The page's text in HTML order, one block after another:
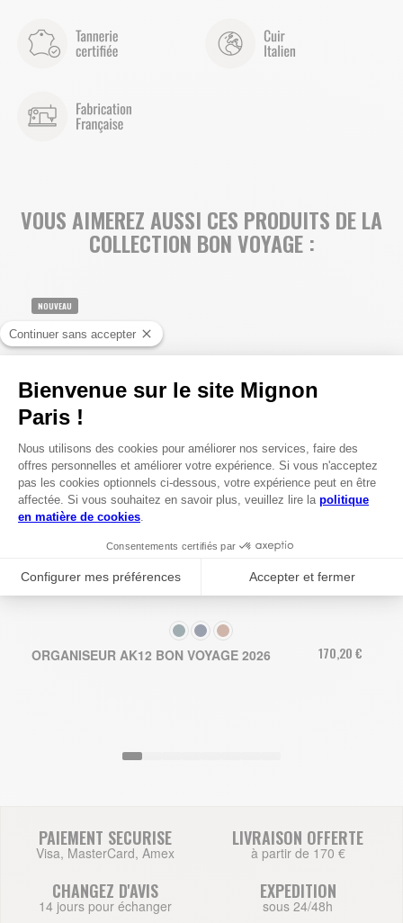
VOUS AIMEREZ AUSSI CES PRODUITS DE LA
COLLECTION BON VOYAGE :
COULEUR
ORGANISEUR AK12 BON VOYAGE 2026 170,20 €
NOUVEAU
PAIEMENT SECURISE
Visa, MasterCard, Amex
LIVRAISON OFFERTE
à partir de 170 €
CHANGEZ D'AVIS
14 jours pour échanger
EXPEDITION
sous 24/48h